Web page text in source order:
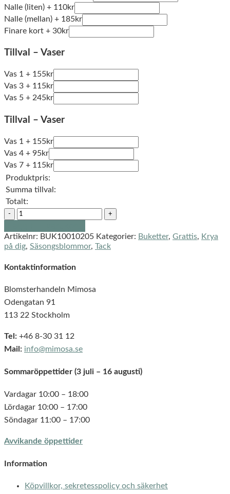
Nalle (liten) + 110kr
Nalle (mellan) + 185kr
Finare kort + 30kr
Tillval – Vaser
Vas 1 + 155kr
Vas 3 + 115kr
Vas 5 + 245kr
Tillval – Vaser
Vas 1 + 155kr
Vas 4 + 95kr
Vas 7 + 115kr
Produktpris:
Summa tillval:
Totalt:
Artikelnr: BUK10010205 Kategorier: Buketter, Grattis, Krya
på dig, Säsongsblommor, Tack
Kontaktinformation
Blomsterhandeln Mimosa
Odengatan 91
113 22 Stockholm
Tel: +46 8-30 31 12
Mail: info@mimosa.se
Sommaröppettider (3 juli – 16 augusti)
Vardagar 10:00 – 18:00
Lördagar 10:00 – 17:00
Söndagar 11:00 – 17:00
Avvikande öppettider
Information
Köpvillkor, sekretesspolicy och säkerhet